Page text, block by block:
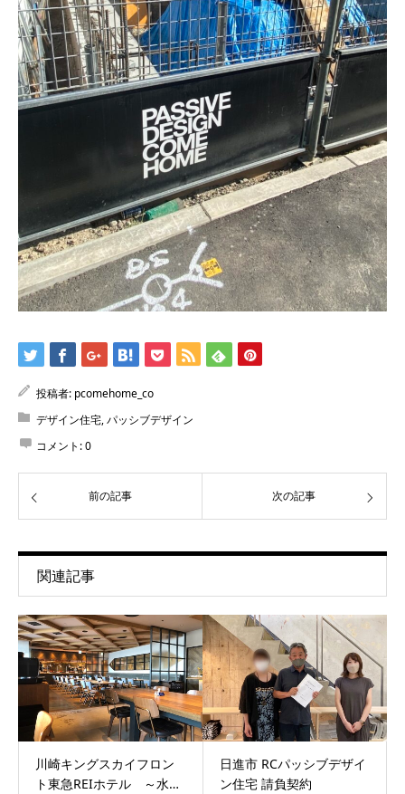
投稿者: pcomehome_co
デザイン住宅,パッシブデザイン
コメント:0
前の記事 次の記事
関連記事
川崎キングスカイフロン
ト東急REIホテル ～水…
日進市 RCパッシブデザイ
ン住宅 請負契約